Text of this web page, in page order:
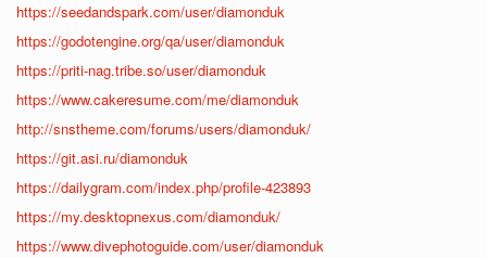
https://seedandspark.com/user/diamonduk
https://godotengine.org/qa/user/diamonduk
https://priti-nag.tribe.so/user/diamonduk
https://www.cakeresume.com/me/diamonduk
http://snstheme.com/forums/users/diamonduk/
https://git.asi.ru/diamonduk
https://dailygram.com/index.php/profile-423893
https://my.desktopnexus.com/diamonduk/
https://www.divephotoguide.com/user/diamonduk